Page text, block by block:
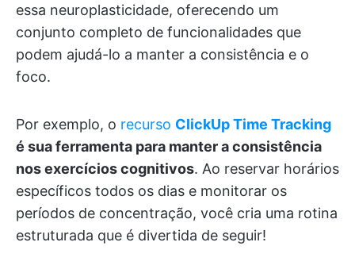
essa neuroplasticidade, oferecendo um
conjunto completo de funcionalidades que
podem ajudá-lo a manter a consistência e o
foco.
Por exemplo, o recurso ClickUp Time Tracking
é sua ferramenta para manter a consistência
nos exercícios cognitivos. Ao reservar horários
específicos todos os dias e monitorar os
períodos de concentração, você cria uma rotina
estruturada que é divertida de seguir!